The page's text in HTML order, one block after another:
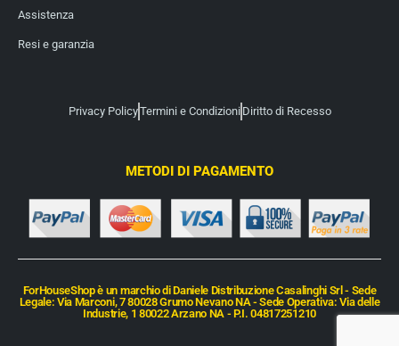
Assistenza
Resi e garanzia
Privacy PolicyTermini e Condizioni Diritto di Recesso
METODI DI PAGAMENTO
ForHouseShop è un marchio di Daniele Distribuzione Casalinghi Srl - Sede
Legale: Via Marconi, 7 80028 Grumo Nevano NA - Sede Operativa: Via delle
Industrie, 1 80022 Arzano NA - P.I. 04817251210